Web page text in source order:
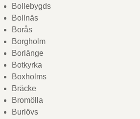
Bollebygds
Bollnäs
Borås
Borgholm
Borlänge
Botkyrka
Boxholms
Bräcke
Bromölla
Burlövs